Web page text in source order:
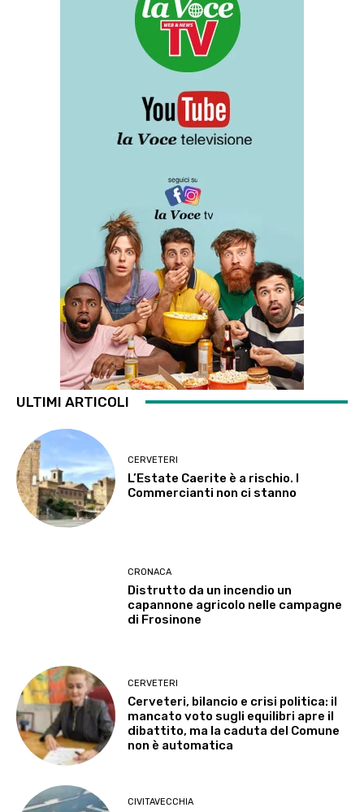
ULTIMI ARTICOLI
CERVETERI
L’Estate Caerite è a rischio. I
Commercianti non ci stanno
CRONACA
Distrutto da un incendio un
capannone agricolo nelle campagne
di Frosinone
CERVETERI
Cerveteri, bilancio e crisi politica: il
mancato voto sugli equilibri apre il
dibattito, ma la caduta del Comune
non è automatica
CIVITAVECCHIA